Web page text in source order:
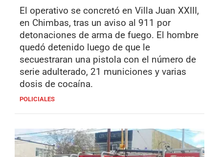
El operativo se concretó en Villa Juan XXIII,
en Chimbas, tras un aviso al 911 por
detonaciones de arma de fuego. El hombre
quedó detenido luego de que le
secuestraran una pistola con el número de
serie adulterado, 21 municiones y varias
dosis de cocaína.
POLICIALES